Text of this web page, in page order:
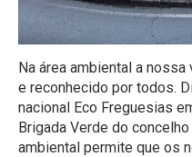
Na área ambiental a
e reconhecido por todos.
nacional Eco Freguesias
Brigada Verde do
ambiental permite que os